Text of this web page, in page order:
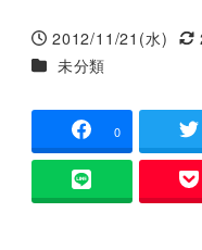
投稿日
2012/11/21(水)
更
カテゴリー
未分類
0